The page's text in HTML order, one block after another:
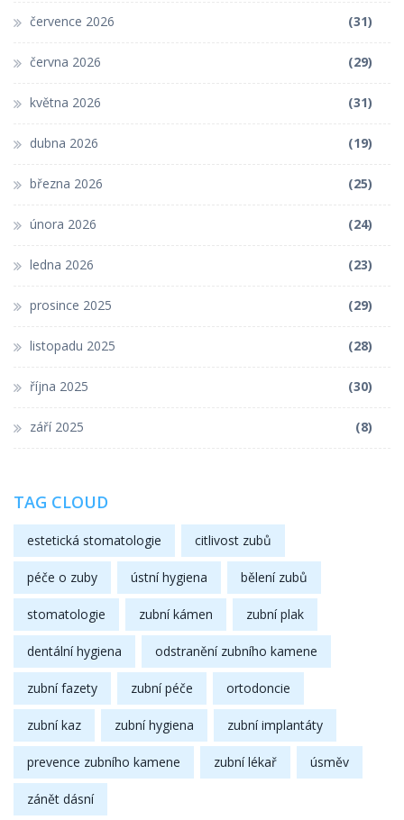
července 2026 (31)
června 2026 (29)
května 2026 (31)
dubna 2026 (19)
března 2026 (25)
února 2026 (24)
ledna 2026 (23)
prosince 2025 (29)
listopadu 2025 (28)
října 2025 (30)
září 2025 (8)
TAG CLOUD
estetická stomatologie citlivost zubů
péče o zuby ústní hygiena bělení zubů
stomatologie zubní kámen zubní plak
dentální hygiena odstranění zubního kamene
zubní fazety zubní péče ortodoncie
zubní kaz zubní hygiena zubní implantáty
prevence zubního kamene zubní lékař úsměv
zánět dásní